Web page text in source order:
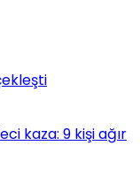
kaza: 9 kişi ağır